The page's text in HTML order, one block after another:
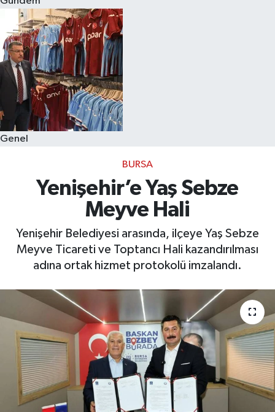
Genel
BURSA
Yenişehir’e Yaş Sebze
Meyve Hali
Yenişehir Belediyesi arasında, ilçeye Yaş Sebze
Meyve Ticareti ve Toptancı Hali kazandırılması
adına ortak hizmet protokolü imzalandı.
Eğitim
Sağlık
Dünya
Magazin
Kültür & Sanat
Bilim
Genel
Bilim, Teknoloji